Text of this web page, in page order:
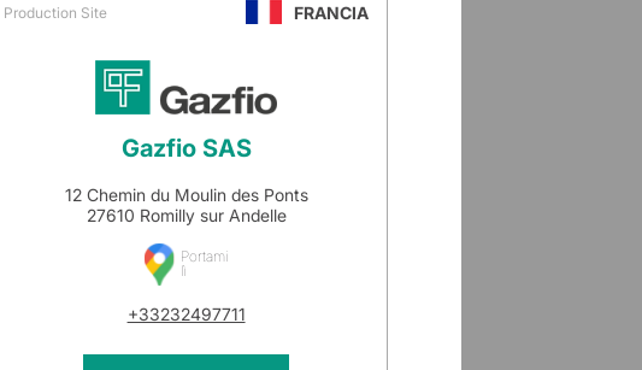
Production Site FRANCIA
Gazfio SAS
12 Chemin du Moulin des Ponts
27610 Romilly sur Andelle
Portami
lì
+33232497711